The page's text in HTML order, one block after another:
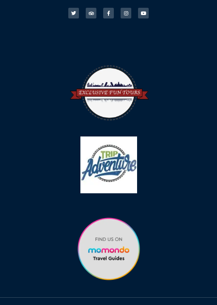
i
t
t
i
p
a
c
e
b
s
t
a
u
t
u